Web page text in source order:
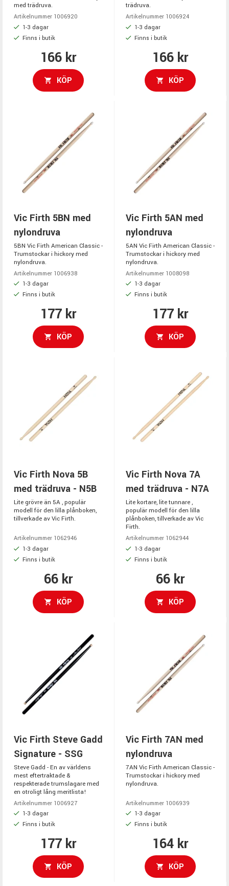
med trädruva.
Artikelnummer 1006920
1-3 dagar
Finns i butik
166 kr
KÖP
trädruva.
Artikelnummer 1006924
1-3 dagar
Finns i butik
166 kr
KÖP
Vic Firth 5BN med
nylondruva
5BN Vic Firth American Classic -
Trumstockar i hickory med
nylondruva.
Artikelnummer 1006938
1-3 dagar
Finns i butik
177 kr
KÖP
Vic Firth 5AN med
nylondruva
5AN Vic Firth American Classic -
Trumstockar i hickory med
nylondruva.
Artikelnummer 1008098
1-3 dagar
Finns i butik
177 kr
KÖP
Vic Firth Nova 5B
med trädruva - N5B
Lite grövre än 5A , populär
modell för den lilla plånboken,
tillverkade av Vic Firth.
Artikelnummer 1062946
1-3 dagar
Finns i butik
66 kr
KÖP
Vic Firth Nova 7A
med trädruva - N7A
Lite kortare, lite tunnare ,
populär modell för den lilla
plånboken, tillverkade av Vic
Firth.
Artikelnummer 1062944
1-3 dagar
Finns i butik
66 kr
KÖP
Vic Firth Steve Gadd
Signature - SSG
Steve Gadd - En av världens
mest eftertraktade &
respekterade trumslagare med
en otroligt lång meritlista!
Artikelnummer 1006927
1-3 dagar
Finns i butik
177 kr
KÖP
Vic Firth 7AN med
nylondruva
7AN Vic Firth American Classic -
Trumstockar i hickory med
nylondruva.
Artikelnummer 1006939
1-3 dagar
Finns i butik
164 kr
KÖP